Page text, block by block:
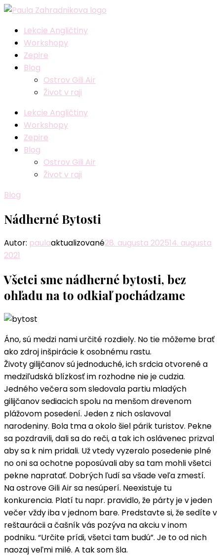
Lekcie Angličtiny
Workshopy
Zepire
Blog
Ostrov Gili Air
Život v raji
Lekcie Angličtiny
Workshopy
Zepire
Blog
Ostrov Gili Air
Život v raji
Blog
Nádherné Bytosti
Autor: paulaaktualizované28. augusta 202514. augusta
2021
Všetci sme nádherné bytosti, bez
ohľadu na to odkiaľ pochádzame
Áno, sú medzi nami určité rozdiely. No tie môžeme brať
ako zdroj inšpirácie k osobnému rastu.
Životy gilijčanov sú jednoduché, ich srdcia otvorené a
medziľudská blízkosť im rozhodne nie je cudzia.
Jedného večera som sledovala partiu mladých
gilijčanov sediacich spolu na menšom drevenom
plážovom posedení. Jeden z nich oslavoval
narodeniny. Bola tma a okolo šiel párik turistov. Pekne
sa pozdravili, dali sa do reči, a tak ich oslávenec prizval
aby sa k nim pridali. Už vtedy vyzeralo posedenie plné
no oni sa ochotne poposúvali aby sa tam mohli všetci
pekne napratať. Dobrých ľudí sa všade veľa zmestí.
Na ostrove Gili Air sa nesúperí. Neexistuje tu
konkurencia. Platí tu napr. pravidlo, že párty je v jeden
večer vždy iba v jednom bare. Predstavte si, že sedíte v
reštaurácii a čašník vás pozýva na akciu v inom
podniku. “Určite prídi, všetci tam budú”. Je to od nich
naozaj veľmi milé. A tak som šla.